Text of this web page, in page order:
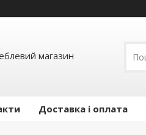
магазин
Доставка і оплата